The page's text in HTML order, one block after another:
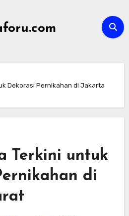
Dekorasi Pernikahan di Jakarta
Terkini untuk
di